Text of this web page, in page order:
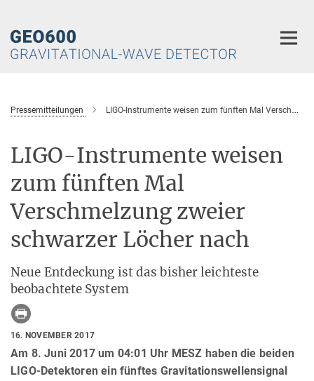
Pressemitteilungen LIGO-Instrumente weisen zum fünften Mal Verschmelzung zweier schwarzer Löcher nach
LIGO-Instrumente weisen
zum fünften Mal
Verschmelzung zweier
schwarzer Löcher nach
Neue Entdeckung ist das bisher leichteste
beobachtete System
16. NOVEMBER 2017
Am 8. Juni 2017 um 04:01 Uhr MESZ haben die beiden
LIGO-Detektoren ein fünftes Gravitationswellensignal